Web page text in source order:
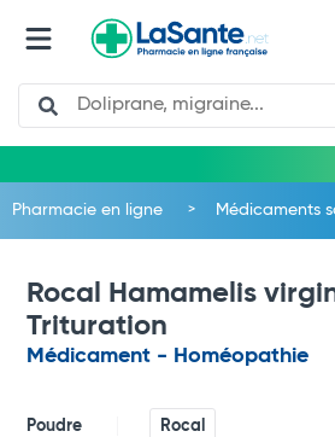
Search
Pharmacie en ligne Médicaments
Rocal Hamamelis
Trituration
Médicament - Homéopathie
Poudre Rocal